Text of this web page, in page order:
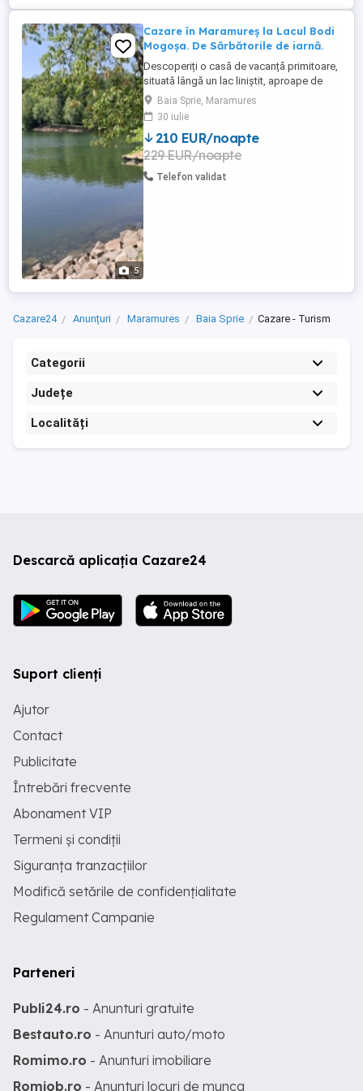
5
Cazare în Maramureș la Lacul Bodi
Mogoșa. De Sărbătorile de iarnă.
Descoperiți o casă de vacanță primitoare,
situată lângă un lac liniștit, aproape de
lacul Mogoșa. În apropiere de pârtiile de
schi Suior și Cavnic. Casa Iris vă pune la
dispoziție: 4 dormitoare confortabile,
fiecare cu baie proprie. Un living spațios,
ideal pentru relaxare și momente
petrecute ...
Baia Sprie, Maramures
30 iulie
210 EUR/noapte
229 EUR/noapte
Telefon validat
Cazare24 Anunțuri Maramures Baia Sprie Cazare - Turism
Categorii
Județe
Localități
Descarcă aplicația Cazare24
Suport clienți
Ajutor
Contact
Publicitate
Întrebări frecvente
Abonament VIP
Termeni și condiții
Siguranța tranzacțiilor
Modifică setările de confidențialitate
Regulament Campanie
Parteneri
Publi24.ro - Anunturi gratuite
Bestauto.ro - Anunturi auto/moto
Romimo.ro - Anunturi imobiliare
Romjob.ro - Anunturi locuri de munca